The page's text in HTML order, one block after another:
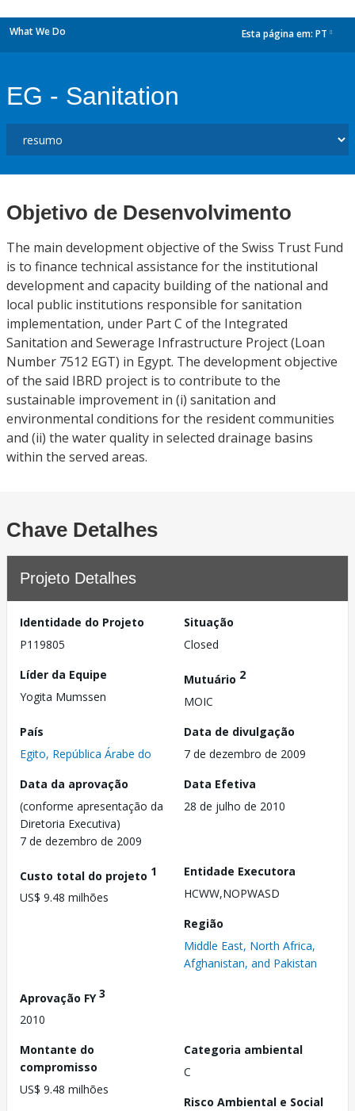
What We Do Esta página em: PT
EG - Sanitation
Objetivo de Desenvolvimento
The main development objective of the Swiss Trust Fund
is to finance technical assistance for the institutional
development and capacity building of the national and
local public institutions responsible for sanitation
implementation, under Part C of the Integrated
Sanitation and Sewerage Infrastructure Project (Loan
Number 7512 EGT) in Egypt. The development objective
of the said IBRD project is to contribute to the
sustainable improvement in (i) sanitation and
environmental conditions for the resident communities
and (ii) the water quality in selected drainage basins
within the served areas.
Chave Detalhes
Projeto Detalhes
Identidade do Projeto
P119805
Situação
Closed
Líder da Equipe
Yogita Mumssen
Mutuário 2
MOIC
País
Egito, República Árabe do
Data de divulgação
7 de dezembro de 2009
Data da aprovação
(conforme apresentação da
Diretoria Executiva)
7 de dezembro de 2009
Data Efetiva
28 de julho de 2010
Custo total do projeto 1
US$ 9.48 milhões
Entidade Executora
HCWW,NOPWASD
Região
Middle East, North Africa,
Afghanistan, and Pakistan
Aprovação FY3
2010
Montante do
compromisso
US$ 9.48 milhões
Categoria ambiental
C
Risco Ambiental e Social